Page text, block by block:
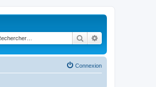
Rechercher
Connexion